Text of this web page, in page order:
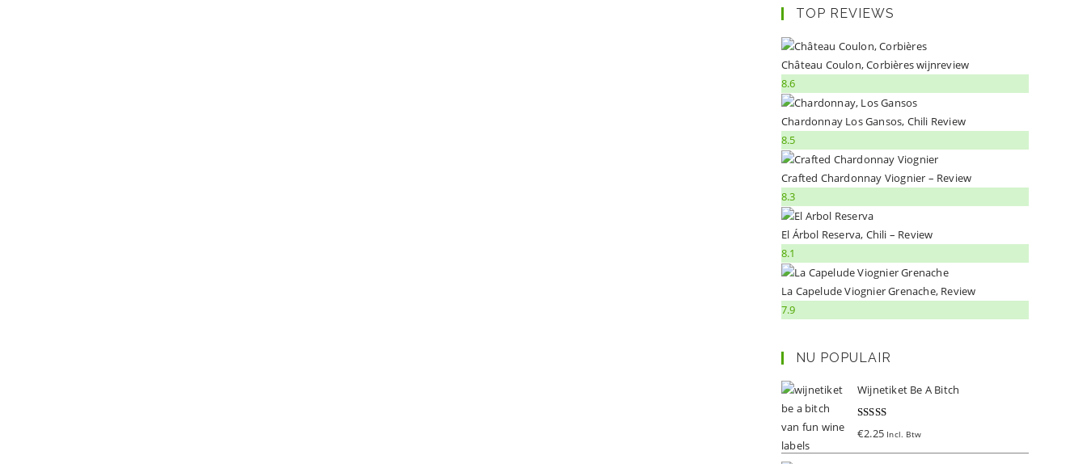
TOP REVIEWS
Château Coulon, Corbières wijnreview
8.6
Chardonnay Los Gansos, Chili Review
8.5
Crafted Chardonnay Viognier – Review
8.3
El Árbol Reserva, Chili – Review
8.1
La Capelude Viognier Grenache, Review
7.9
NU POPULAIR
Wijnetiket Be A Bitch
Gewaardeer
€2.25 Incl. Btw